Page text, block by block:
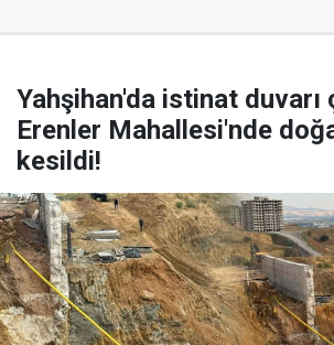
Yahşihan'da istinat duvarı
Erenler Mahallesi'nde
kesildi!